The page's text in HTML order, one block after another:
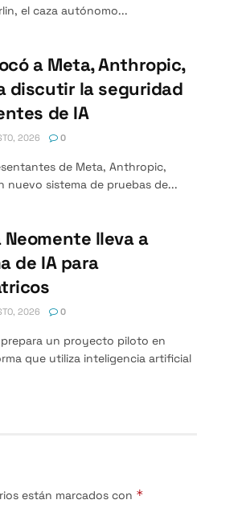
el caza autónomo...
a Meta, Anthropic,
discutir la seguridad
de IA
2026 0
de Meta, Anthropic,
nuevo sistema de pruebas de...
lleva a
de IA para
2026 0
un proyecto piloto en
que utiliza inteligencia artificial
están marcados con *